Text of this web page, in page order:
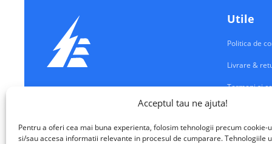
Acceptul tau ne ajuta!
Pentru a oferi cea mai buna experienta, folosim tehnologii precum cookie-
si/sau accesa informatii relevante in procesul de cumparare. Tehnologiile
Echipamente Electrice
Utile
Politica de
Livrare &
Termeni si
Contul meu
Contact